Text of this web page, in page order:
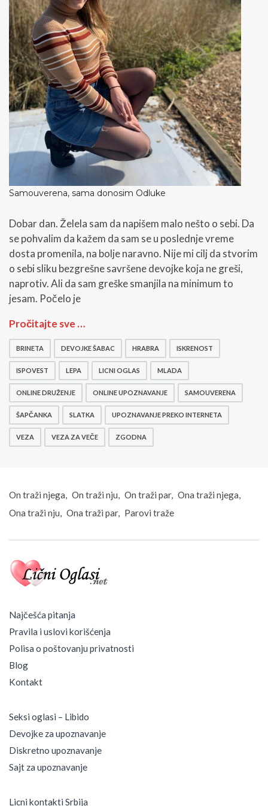
Samouverena, sama donosim Odluke
Dobar dan. Želela sam da napišem malo nešto o sebi. Da
se pohvalim da kažem da sam se u poslednje vreme
dosta promenila, na bolje naravno. Nije mi cilj da stvorim
o sebi sliku bezgrešne savršene devojke koja ne greši,
naprotiv. Ali da sam greške smanjila na minimum to
jesam. Počelo je
S
m
o
v
r
n
a
m
a
d
n
s
i
d
l
u
k
Pročitajte sve …
BRINETA DEVOJKE ŠABAC HRABRA ISKRENOST
ISPOVEST LEPA LICNI OGLAS MLADA
ONLINE DRUŽENJE ONLINE UPOZNAVANJE SAMOUVERENA
ŠAPČANKA SLATKA UPOZNAVANJE PREKO INTERNETA
VEZA VEZA ZA VEČE ZGODNA
On traži njega On traži nju On traži par
Ona traži njega
Ona traži nju
Ona traži par Parovi traže
Najčešća pitanja
Pravila i uslovi korišćenja
Polisa o poštovanju privatnosti
Blog
Kontakt
Seksi oglasi – Libido
Devojke za upoznavanje
Diskretno upoznavanje
Sajt za upoznavanje
Licni kontakti Srbija